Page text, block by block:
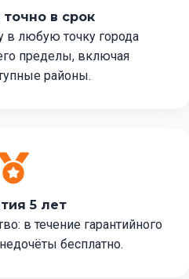
в срок
любую точку города
пределы, включая
районы.
5 лет
в течение гарантийного
бесплатно.